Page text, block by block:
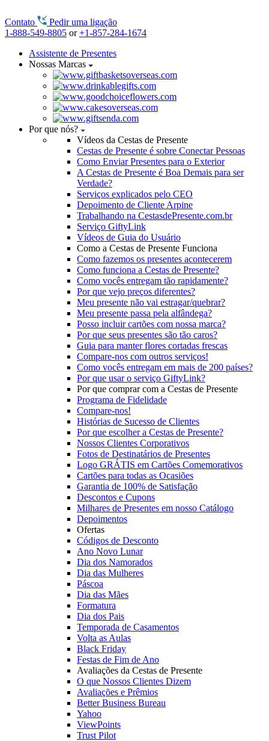
Contato
Pedir uma ligação
1-888-549-8805 or+1-857-284-1674
Assistente de Presentes
Nossas Marcas
Por que nós?
Vídeos da Cestas de Presente
Cestas de Presente é sobre Conectar Pessoas
Como Enviar Presentes para o Exterior
A Cestas de Presente é Boa Demais para ser
Verdade?
Serviços explicados pelo CEO
Depoimento de Cliente Arpine
Trabalhando na CestasdePresente.com.br
Serviço GiftyLink
Vídeos de Guia do Usuário
Como a Cestas de Presente Funciona
Como fazemos os presentes acontecerem
Como funciona a Cestas de Presente?
Como vocês entregam tão rapidamente?
Por que vejo preços diferentes?
Meu presente não vai estragar/quebrar?
Meu presente passa pela alfândega?
Posso incluir cartões com nossa marca?
Por que seus presentes são tão caros?
Guia para manter flores cortadas frescas
Compare-nos com outros serviços!
Como vocês entregam em mais de 200 países?
Por que usar o serviço GiftyLink?
Por que comprar com a Cestas de Presente
Programa de Fidelidade
Compare-nos!
Histórias de Sucesso de Clientes
Por que escolher a Cestas de Presente?
Nossos Clientes Corporativos
Fotos de Destinatários de Presentes
Logo GRÁTIS em Cartões Comemorativos
Cartões para todas as Ocasiões
Garantia de 100% de Satisfação
Descontos e Cupons
Milhares de Presentes em nosso Catálogo
Depoimentos
Ofertas
Códigos de Desconto
Ano Novo Lunar
Dia dos Namorados
Dia das Mulheres
Páscoa
Dia das Mães
Formatura
Dia dos Pais
Temporada de Casamentos
Volta as Aulas
Black Friday
Festas de Fim de Ano
Avaliações da Cestas de Presente
O que Nossos Clientes Dizem
Avaliações e Prêmios
Better Business Bureau
Yahoo
ViewPoints
Trust Pilot